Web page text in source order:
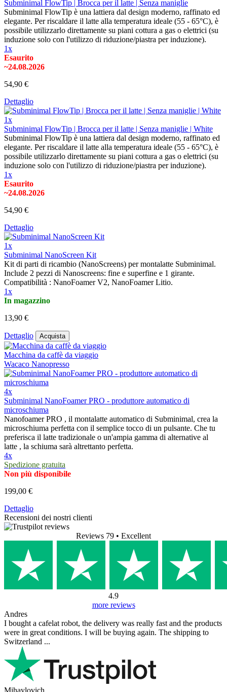
Subminimal FlowTip | Brocca per il latte | Senza maniglie
Subminimal FlowTip è una lattiera dal design moderno, raffinato ed
elegante. Per riscaldare il latte alla temperatura ideale (55 - 65°C), è
possibile utilizzarlo direttamente su piani cottura a gas o elettrici (su
induzione solo con l'utilizzo di riduzione/piastra per induzione).
1x
Esaurito
~24.08.2026
54,90 €
Dettaglio
1x
Subminimal FlowTip | Brocca per il latte | Senza maniglie | White
Subminimal FlowTip è una lattiera dal design moderno, raffinato ed
elegante. Per riscaldare il latte alla temperatura ideale (55 - 65°C), è
possibile utilizzarlo direttamente su piani cottura a gas o elettrici (su
induzione solo con l'utilizzo di riduzione/piastra per induzione).
1x
Esaurito
~24.08.2026
54,90 €
Dettaglio
1x
Subminimal NanoScreen Kit
Kit di parti di ricambio (NanoScreens) per montalatte Subminimal.
Include 2 pezzi di Nanoscreens: fine e superfine e 1 girante.
Compatibilità : NanoFoamer V2, NanoFoamer Litio.
1x
In magazzino
13,90 €
Dettaglio Acquista
Macchina da caffè da viaggio
Wacaco Nanopresso
4x
Subminimal NanoFoamer PRO - produttore automatico di
microschiuma
Nanofoamer PRO , il montalatte automatico di Subminimal, crea la
microschiuma perfetta con il semplice tocco di un pulsante. Che tu
preferisca il latte tradizionale o un'ampia gamma di alternative al
latte , la schiuma sarà altrettanto perfetta.
4x
Spedizione gratuita
Non più disponibile
199,00 €
Dettaglio
Recensioni dei nostri clienti
Reviews 79 • Excellent
4.9
more reviews
Andres
I bought a cafelat robot, the delivery was really fast and the products
were in great conditions. I will be buying again. The shipping to
Switzerland ...
Mihaylovich